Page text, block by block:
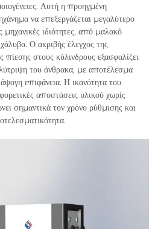
Αυτή η προηγμένη
να επεξεργάζεται μεγαλύτερο
μηχανικές ιδιότητες, από μαλακό
Ο ακριβής έλεγχος της
στους κύλινδρους εξασφαλίζει
του άνθρακα, με αποτέλεσμα
επιφάνεια. Η ικανότητα του
αποστάσεις υλικού χωρίς
σημαντικά τον χρόνο ρύθμισης και